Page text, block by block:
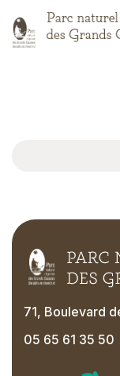
to
main
71, Boulevard
05 65 61 35 50